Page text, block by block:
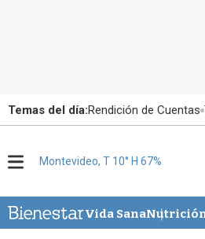
Temas del día:Rendición de Cuentas
u
Montevideo, T 10° H 67%
Vida Sana